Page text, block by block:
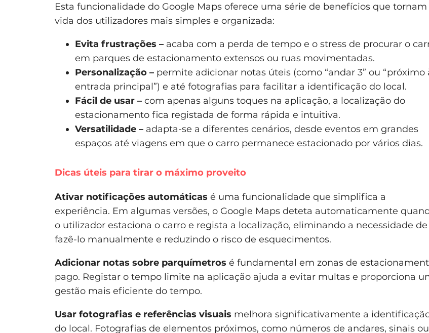
Esta funcionalidade do Google Maps oferece uma série de benefícios que tornam
vida dos utilizadores mais simples e organizada:
Evita frustrações – acaba com a perda de tempo e o stress de procurar o
em parques de estacionamento extensos ou ruas movimentadas.
Personalização – permite adicionar notas úteis (como “andar 3” ou “próximo
entrada principal”) e até fotografias para facilitar a identificação do local.
Fácil de usar – com apenas alguns toques na aplicação, a localização do
estacionamento fica registada de forma rápida e intuitiva.
Versatilidade – adapta-se a diferentes cenários, desde eventos em grandes
espaços até viagens em que o carro permanece estacionado por vários dias.
Dicas úteis para tirar o máximo proveito
Ativar notificações automáticas é uma funcionalidade que simplifica a
experiência. Em algumas versões, o Google Maps deteta automaticamente
o utilizador estaciona o carro e regista a localização, eliminando a necessidade de
fazê-lo manualmente e reduzindo o risco de esquecimentos.
Adicionar notas sobre parquímetros é fundamental em zonas de
pago. Registar o tempo limite na aplicação ajuda a evitar multas e proporciona
gestão mais eficiente do tempo.
Usar fotografias e referências visuais melhora significativamente a
do local. Fotografias de elementos próximos, como números de andares, sinais ou